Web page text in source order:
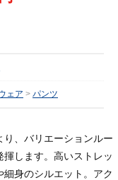
ェア パンツ
、バリエーションルー
揮します。高いストレッ
身のシルエット。アク